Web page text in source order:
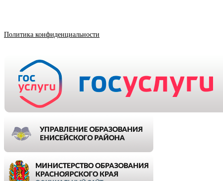
Политика конфиденциальности